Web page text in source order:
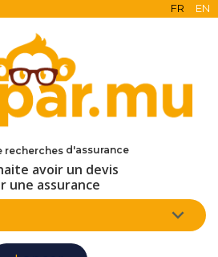
FR EN
recherches
en ligne
d'assurance
avoir un devis
une assurance